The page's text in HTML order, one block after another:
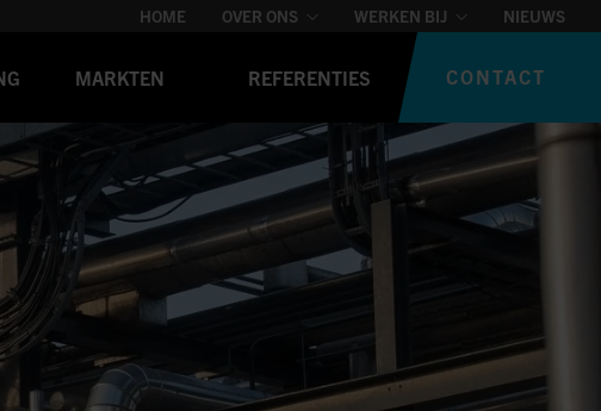
HOME OVER ONS WERKEN BIJ NIEUWS
MARKTEN REFERENTIES CONTACT